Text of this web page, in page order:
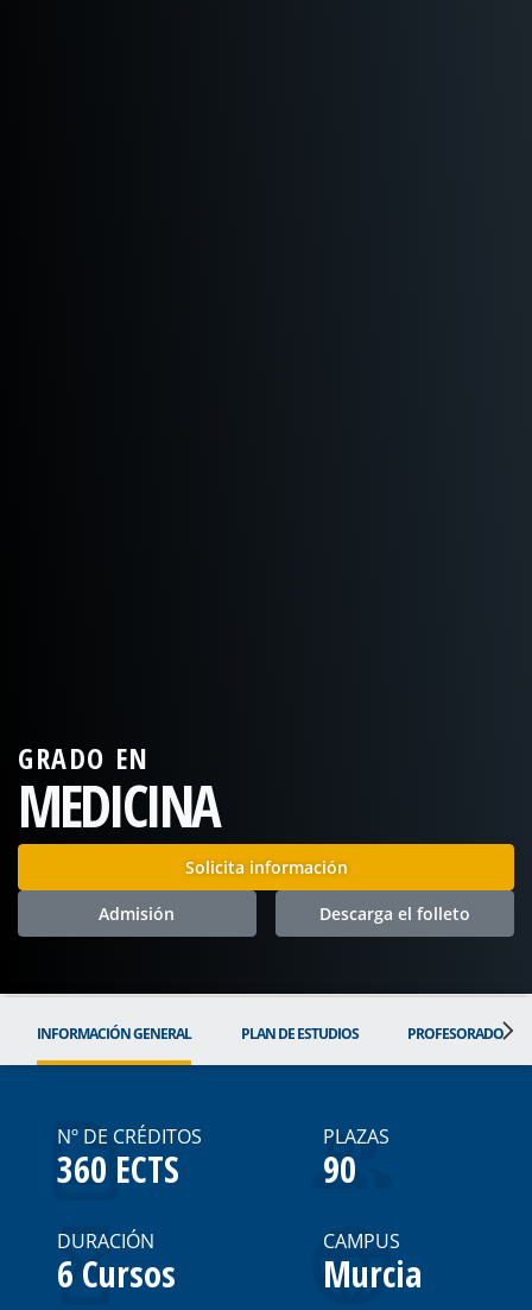
GRADO EN
MEDICINA
Solicita información
Admisión Descarga el folleto
INFORMACIÓN GENERAL PLAN DE ESTUDIOS PROFESORADO
Nº DE CRÉDITOS
360 ECTS
PLAZAS
90
DURACIÓN
6 Cursos
CAMPUS
Murcia